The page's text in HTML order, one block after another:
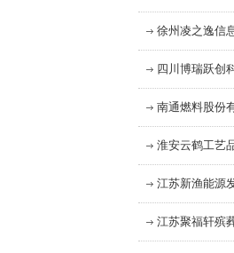
徐州凌之逸信
四川博瑞跃创
南通燃料股份
淮安云鹤工艺
江苏新渔能源
江苏聚福轩殡